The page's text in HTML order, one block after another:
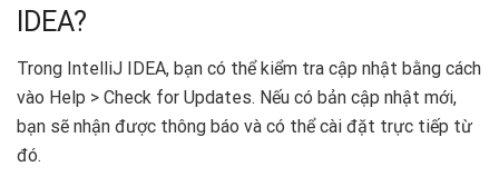
IDEA?
Trong IntelliJ IDEA, bạn có thể kiểm tra cập nhật bằng cách
vào Help > Check for Updates. Nếu có bản cập nhật mới,
bạn sẽ nhận được thông báo và có thể cài đặt trực tiếp từ
đó.